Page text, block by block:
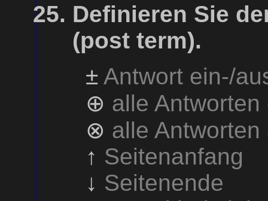
Definieren Sie
(post term).
± Antwort ein-/
⊕ alle
⊗ alle
↑ Seitenanfang
↓ Seitenende